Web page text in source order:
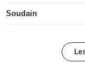
Soudain